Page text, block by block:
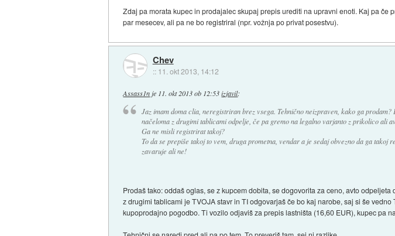
Zdaj pa morata kupec in prodajalec skupaj prepis urediti na upravni enoti. Kaj pa
par mesecev, ali pa ne bo registriral (npr. vožnja po privat posestvu).
Chev
:: 11. okt 2013, 14:12
Assass1nje 11. okt 2013 ob 12:53 izjavil:
Jaz imam doma clia, neregistriran brez vsega. Tehnično neizpraven, kako ga prodam?
načeloma z drugimi tablicami odpelje, če pa gremo na legalno varjanto z prikolico ali
Ga ne misli registrirat takoj?
To da se prepiše takoj to vem, druga prometna, vendar a je sedaj obvezno da ga takoj
zavaruje ali ne!
Prodaš tako: oddaš oglas, se z kupcem dobita, se dogovorita za ceno, avto
z drugimi tablicami je TVOJA stavr in TI odgovarjaš če bo kaj narobe, saj si še
kupoprodajno pogodbo. Ti vozilo odjaviš za prepis lastništa (16,60 EUR), kupec pa